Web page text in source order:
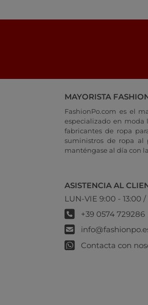
MAYORISTA
FashionPo.com es el
especializado en moda
fabricantes de ropa
suministros de ropa al
manténgase al día con
ASISTENCIA AL
LUN-VIE 9:00 - 13:00 /
+39 0574 729286
Contacta con